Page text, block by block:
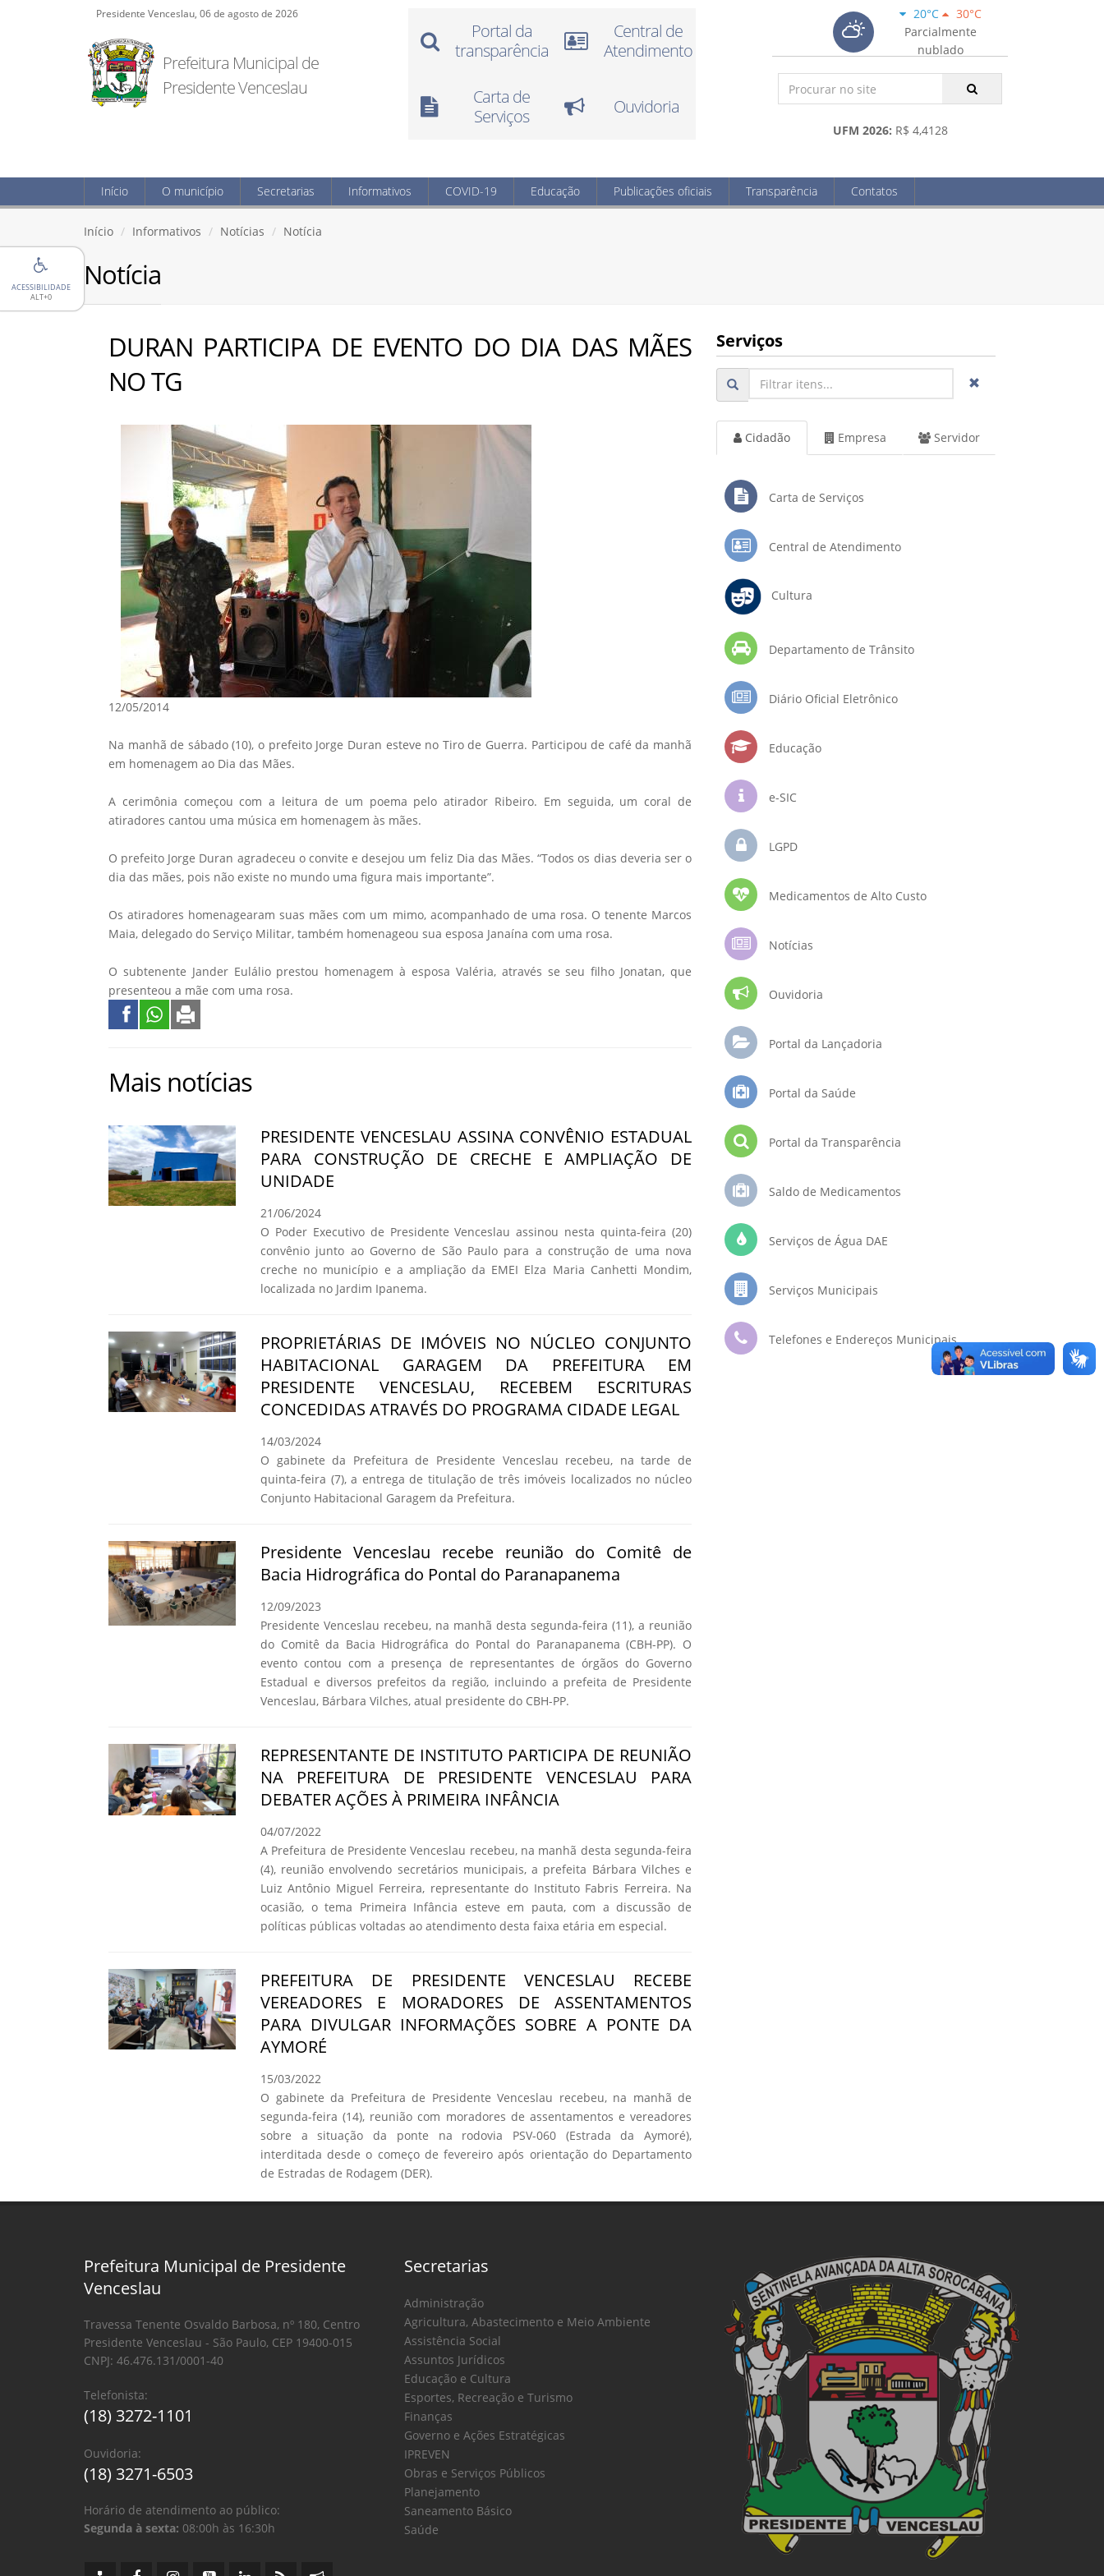
ACESSIBILIDADE
ALT+0
Presidente Venceslau, 06 de agosto de 2026
Prefeitura Municipal de
Presidente Venceslau
Portal da
transparência
Central de
Atendimento
Carta de
Serviços
Ouvidoria
20°C
30°C
Parcialmente
nublado
UFM 2026: R$ 4,4128
Início O município Secretarias Informativos COVID-19 Educação Publicações oficiais Transparência Contatos
Início Informativos Notícias Notícia
Notícia
DURAN PARTICIPA DE EVENTO DO DIA DAS MÃES
NO TG
12/05/2014
Na manhã de sábado (10), o prefeito Jorge Duran esteve no Tiro de Guerra. Participou de café da manhã
em homenagem ao Dia das Mães.
A cerimônia começou com a leitura de um poema pelo atirador Ribeiro. Em seguida, um coral de
atiradores cantou uma música em homenagem às mães.
O prefeito Jorge Duran agradeceu o convite e desejou um feliz Dia das Mães. “Todos os dias deveria ser o
dia das mães, pois não existe no mundo uma figura mais importante”.
Os atiradores homenagearam suas mães com um mimo, acompanhado de uma rosa. O tenente Marcos
Maia, delegado do Serviço Militar, também homenageou sua esposa Janaína com uma rosa.
O subtenente Jander Eulálio prestou homenagem à esposa Valéria, através se seu filho Jonatan, que
presenteou a mãe com uma rosa.
Mais notícias
PRESIDENTE VENCESLAU ASSINA CONVÊNIO ESTADUAL
PARA CONSTRUÇÃO DE CRECHE E AMPLIAÇÃO DE
UNIDADE
21/06/2024
O Poder Executivo de Presidente Venceslau assinou nesta quinta-feira (20)
convênio junto ao Governo de São Paulo para a construção de uma nova
creche no município e a ampliação da EMEI Elza Maria Canhetti Mondim,
localizada no Jardim Ipanema.
PROPRIETÁRIAS DE IMÓVEIS NO NÚCLEO CONJUNTO
HABITACIONAL GARAGEM DA PREFEITURA EM
PRESIDENTE VENCESLAU, RECEBEM ESCRITURAS
CONCEDIDAS ATRAVÉS DO PROGRAMA CIDADE LEGAL
14/03/2024
O gabinete da Prefeitura de Presidente Venceslau recebeu, na tarde de
quinta-feira (7), a entrega de titulação de três imóveis localizados no núcleo
Conjunto Habitacional Garagem da Prefeitura.
Presidente Venceslau recebe reunião do Comitê de
Bacia Hidrográfica do Pontal do Paranapanema
12/09/2023
Presidente Venceslau recebeu, na manhã desta segunda-feira (11), a reunião
do Comitê da Bacia Hidrográfica do Pontal do Paranapanema (CBH-PP). O
evento contou com a presença de representantes de órgãos do Governo
Estadual e diversos prefeitos da região, incluindo a prefeita de Presidente
Venceslau, Bárbara Vilches, atual presidente do CBH-PP.
REPRESENTANTE DE INSTITUTO PARTICIPA DE REUNIÃO
NA PREFEITURA DE PRESIDENTE VENCESLAU PARA
DEBATER AÇÕES À PRIMEIRA INFÂNCIA
04/07/2022
A Prefeitura de Presidente Venceslau recebeu, na manhã desta segunda-feira
(4), reunião envolvendo secretários municipais, a prefeita Bárbara Vilches e
Luiz Antônio Miguel Ferreira, representante do Instituto Fabris Ferreira. Na
ocasião, o tema Primeira Infância esteve em pauta, com a discussão de
políticas públicas voltadas ao atendimento desta faixa etária em especial.
PREFEITURA DE PRESIDENTE VENCESLAU RECEBE
VEREADORES E MORADORES DE ASSENTAMENTOS
PARA DIVULGAR INFORMAÇÕES SOBRE A PONTE DA
AYMORÉ
15/03/2022
O gabinete da Prefeitura de Presidente Venceslau recebeu, na manhã de
segunda-feira (14), reunião com moradores de assentamentos e vereadores
sobre a situação da ponte na rodovia PSV-060 (Estrada da Aymoré),
interditada desde o começo de fevereiro após orientação do Departamento
de Estradas de Rodagem (DER).
Serviços
Cidadão Empresa Servidor
Carta de Serviços
Central de Atendimento
Cultura
Departamento de Trânsito
Diário Oficial Eletrônico
Educação
e-SIC
LGPD
Medicamentos de Alto Custo
Notícias
Ouvidoria
Portal da Lançadoria
Portal da Saúde
Portal da Transparência
Saldo de Medicamentos
Serviços de Água DAE
Serviços Municipais
Telefones e Endereços Municipais
Prefeitura Municipal de Presidente
Venceslau
Travessa Tenente Osvaldo Barbosa, nº 180, Centro
Presidente Venceslau - São Paulo, CEP 19400-015
CNPJ: 46.476.131/0001-40
Telefonista:
(18) 3272-1101
Ouvidoria:
(18) 3271-6503
Horário de atendimento ao público:
Segunda à sexta: 08:00h às 16:30h
Secretarias
Administração
Agricultura, Abastecimento e Meio Ambiente
Assistência Social
Assuntos Jurídicos
Educação e Cultura
Esportes, Recreação e Turismo
Finanças
Governo e Ações Estratégicas
IPREVEN
Obras e Serviços Públicos
Planejamento
Saneamento Básico
Saúde